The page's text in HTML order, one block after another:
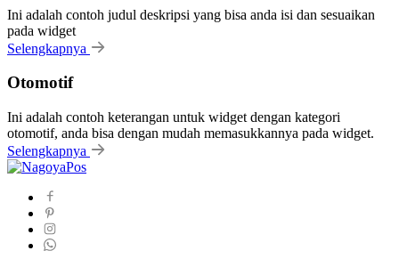
Ini adalah contoh judul deskripsi yang bisa anda isi dan sesuaikan
pada widget
Selengkapnya
Otomotif
Ini adalah contoh keterangan untuk widget dengan kategori
otomotif, anda bisa dengan mudah memasukkannya pada widget.
Selengkapnya